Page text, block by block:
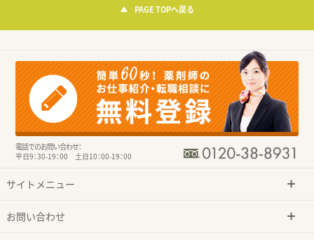
PAGE TOPへ戻る
電話でのお問い合わせ：
平日9：30-19：00 土日10：00-19：00
サイトメニュー
お問い合わせ